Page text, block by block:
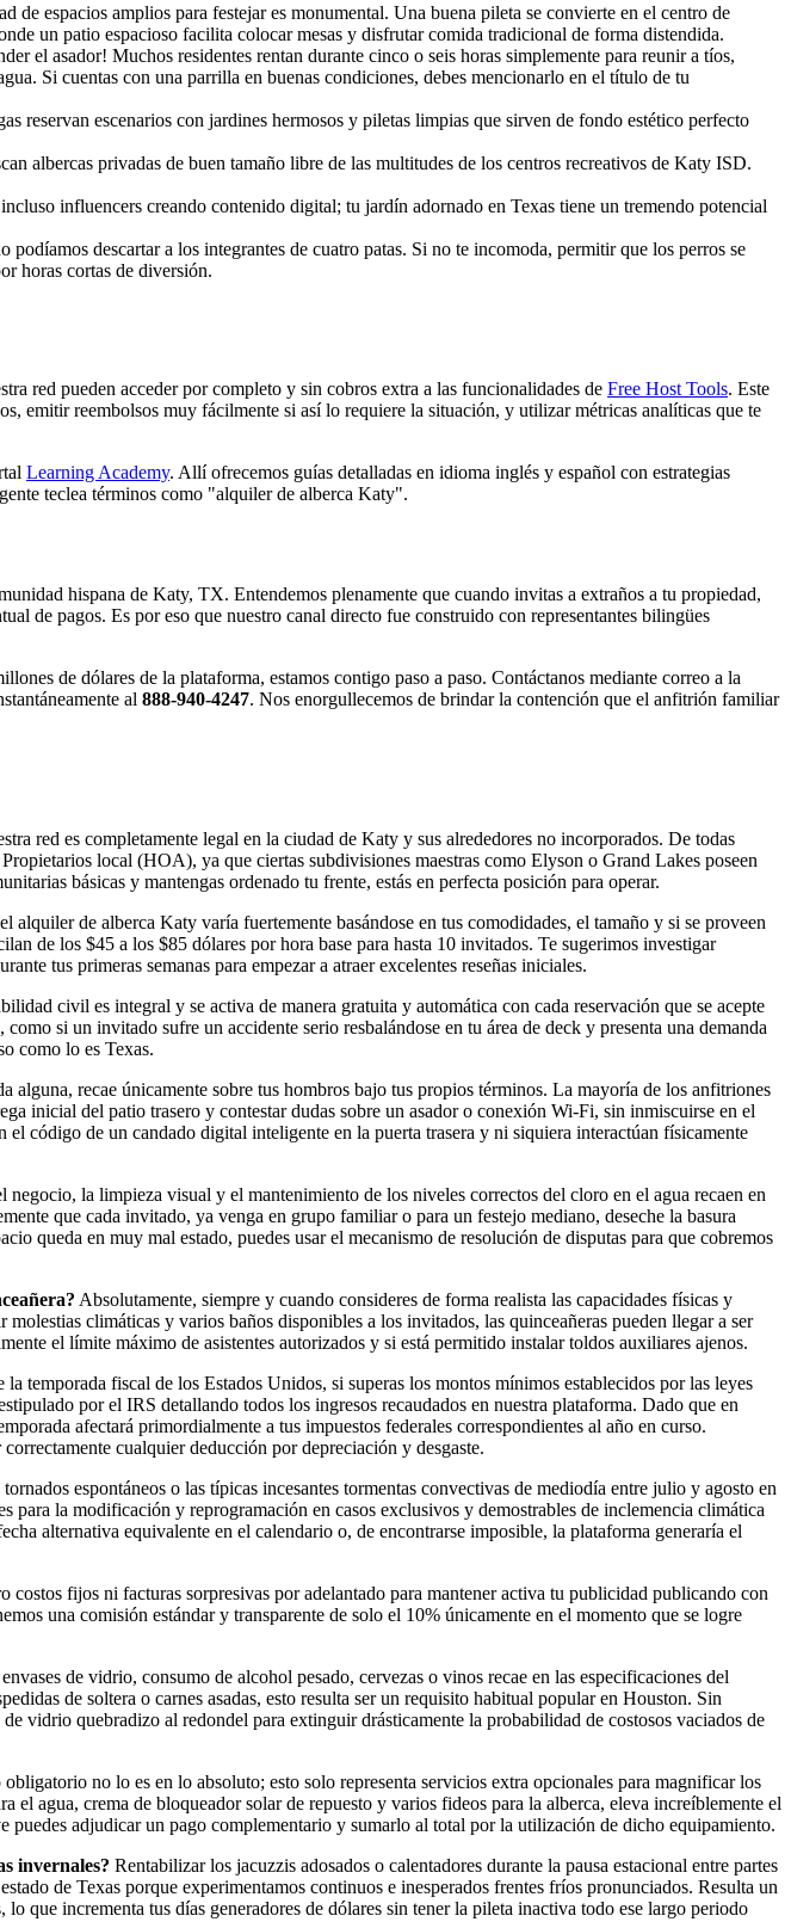
de espacios amplios para festejar es monumental. Una buena pileta se convierte en el centro de
un patio espacioso facilita colocar mesas y disfrutar comida tradicional de forma distendida.
el asador! Muchos residentes rentan durante cinco o seis horas simplemente para reunir a tíos,
Si cuentas con una parrilla en buenas condiciones, debes mencionarlo en el título de tu
reservan escenarios con jardines hermosos y piletas limpias que sirven de fondo estético perfecto
albercas privadas de buen tamaño libre de las multitudes de los centros recreativos de Katy ISD.
influencers creando contenido digital; tu jardín adornado en Texas tiene un tremendo potencial
descartar a los integrantes de cuatro patas. Si no te incomoda, permitir que los perros se
horas cortas de diversión.
red pueden acceder por completo y sin cobros extra a las funcionalidades de Free Host Tools. Este
emitir reembolsos muy fácilmente si así lo requiere la situación, y utilizar métricas analíticas que te
Learning Academy. Allí ofrecemos guías detalladas en idioma inglés y español con estrategias
teclea términos como "alquiler de alberca Katy".
hispana de Katy, TX. Entendemos plenamente que cuando invitas a extraños a tu propiedad,
de pagos. Es por eso que nuestro canal directo fue construido con representantes bilingües
de dólares de la plataforma, estamos contigo paso a paso. Contáctanos mediante correo a la
al 888-940-4247. Nos enorgullecemos de brindar la contención que el anfitrión familiar
red es completamente legal en la ciudad de Katy y sus alrededores no incorporados. De todas
local (HOA), ya que ciertas subdivisiones maestras como Elyson o Grand Lakes poseen
básicas y mantengas ordenado tu frente, estás en perfecta posición para operar.
alquiler de alberca Katy varía fuertemente basándose en tus comodidades, el tamaño y si se proveen
de los $45 a los $85 dólares por hora base para hasta 10 invitados. Te sugerimos investigar
tus primeras semanas para empezar a atraer excelentes reseñas iniciales.
civil es integral y se activa de manera gratuita y automática con cada reservación que se acepte
si un invitado sufre un accidente serio resbalándose en tu área de deck y presenta una demanda
como lo es Texas.
alguna, recae únicamente sobre tus hombros bajo tus propios términos. La mayoría de los anfitriones
inicial del patio trasero y contestar dudas sobre un asador o conexión Wi-Fi, sin inmiscuirse en el
código de un candado digital inteligente en la puerta trasera y ni siquiera interactúan físicamente
negocio, la limpieza visual y el mantenimiento de los niveles correctos del cloro en el agua recaen en
que cada invitado, ya venga en grupo familiar o para un festejo mediano, deseche la basura
queda en muy mal estado, puedes usar el mecanismo de resolución de disputas para que cobremos
Absolutamente, siempre y cuando consideres de forma realista las capacidades físicas y
climáticas y varios baños disponibles a los invitados, las quinceañeras pueden llegar a ser
el límite máximo de asistentes autorizados y si está permitido instalar toldos auxiliares ajenos.
temporada fiscal de los Estados Unidos, si superas los montos mínimos establecidos por las leyes
por el IRS detallando todos los ingresos recaudados en nuestra plataforma. Dado que en
afectará primordialmente a tus impuestos federales correspondientes al año en curso.
cualquier deducción por depreciación y desgaste.
espontáneos o las típicas incesantes tormentas convectivas de mediodía entre julio y agosto en
la modificación y reprogramación en casos exclusivos y demostrables de inclemencia climática
alternativa equivalente en el calendario o, de encontrarse imposible, la plataforma generaría el
costos fijos ni facturas sorpresivas por adelantado para mantener activa tu publicidad publicando con
una comisión estándar y transparente de solo el 10% únicamente en el momento que se logre
de vidrio, consumo de alcohol pesado, cervezas o vinos recae en las especificaciones del
de soltera o carnes asadas, esto resulta ser un requisito habitual popular en Houston. Sin
vidrio quebradizo al redondel para extinguir drásticamente la probabilidad de costosos vaciados de
no lo es en lo absoluto; esto solo representa servicios extra opcionales para magnificar los
agua, crema de bloqueador solar de repuesto y varios fideos para la alberca, eleva increíblemente el
adjudicar un pago complementario y sumarlo al total por la utilización de dicho equipamiento.
invernales? Rentabilizar los jacuzzis adosados o calentadores durante la pausa estacional entre partes
de Texas porque experimentamos continuos e inesperados frentes fríos pronunciados. Resulta un
que incrementa tus días generadores de dólares sin tener la pileta inactiva todo ese largo periodo